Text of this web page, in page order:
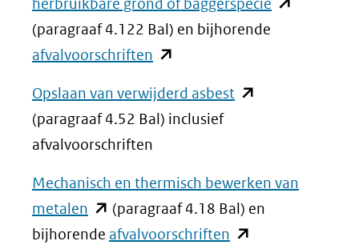
herbruikbare grond of baggerspecie
andere
(paragraaf 4.122 Bal) en bijhorende
afvalvoorschriften (opent
nieuw
venster)
naar
een
andere
Opslaan van verwijderd asbest (opent
(verwijst
naar
(paragraaf 4.52 Bal) inclusief
afvalvoorschriften
Mechanisch en thermisch bewerken van
metalen (opent
in
(paragraaf 4.18 Bal) en
bijhorende afvalvoorschriften (opent